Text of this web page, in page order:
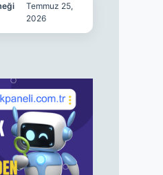
Temmuz 25,
2026